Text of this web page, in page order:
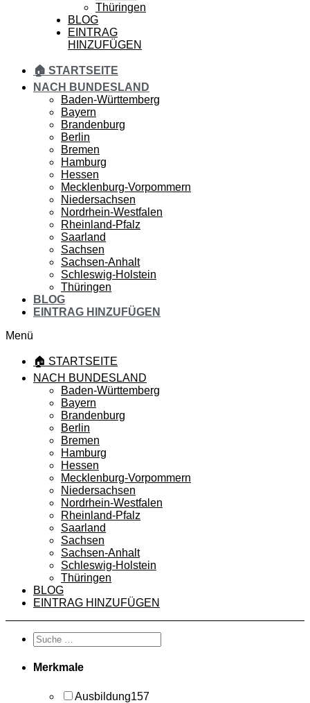
Thüringen
BLOG
EINTRAG
HINZUFÜGEN
🏠 STARTSEITE
NACH BUNDESLAND
Baden-Württemberg
Bayern
Brandenburg
Berlin
Bremen
Hamburg
Hessen
Mecklenburg-Vorpommern
Niedersachsen
Nordrhein-Westfalen
Rheinland-Pfalz
Saarland
Sachsen
Sachsen-Anhalt
Schleswig-Holstein
Thüringen
BLOG
EINTRAG HINZUFÜGEN
Menü
🏠 STARTSEITE
NACH BUNDESLAND
Baden-Württemberg
Bayern
Brandenburg
Berlin
Bremen
Hamburg
Hessen
Mecklenburg-Vorpommern
Niedersachsen
Nordrhein-Westfalen
Rheinland-Pfalz
Saarland
Sachsen
Sachsen-Anhalt
Schleswig-Holstein
Thüringen
BLOG
EINTRAG HINZUFÜGEN
Merkmale
Ausbildung157